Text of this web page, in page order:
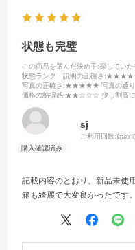
状態も完璧
この商品を選んだ決め手:探してい
状態ランク・説明の正確さ :★★★★★
写真の正確さ :★★★★★ 写真の通り
価格の納得感:★★☆☆☆ 少し割高に
sj
ご利用回数:始め
記載内容のとおり、新品未使
箱も綺麗で大変良かったです。